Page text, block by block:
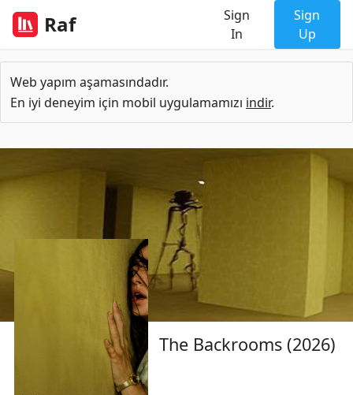
Raf
Sign
In
Sign
Up
Web yapım aşamasındadır.
En iyi deneyim için mobil uygulamamızı indir.
The Backrooms (2026)